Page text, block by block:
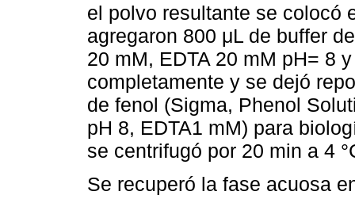
el polvo resultante se colocó
agregaron 800 μL de buffer
20 mM, EDTA 20 mM pH= 8
completamente y se dejó
de fenol (Sigma, Phenol
pH 8, EDTA1 mM) para
se centrifugó por 20 min a 4
Se recuperó la fase acuosa